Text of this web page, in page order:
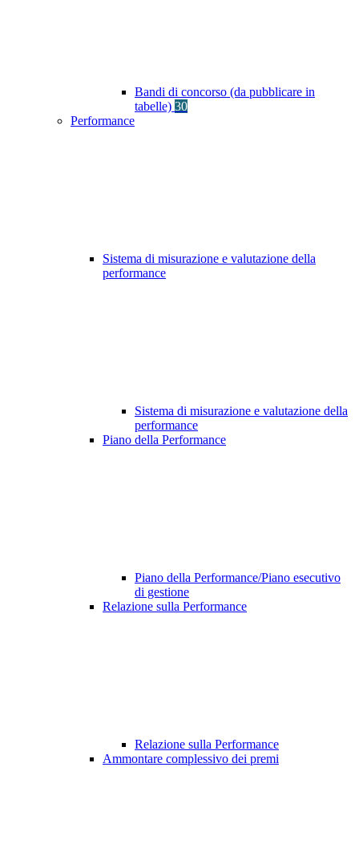
Bandi di concorso (da pubblicare in
tabelle) 30
Performance
Sistema di misurazione e valutazione della
performance
Sistema di misurazione e valutazione della
performance
Piano della Performance
Piano della Performance/Piano esecutivo
di gestione
Relazione sulla Performance
Relazione sulla Performance
Ammontare complessivo dei premi